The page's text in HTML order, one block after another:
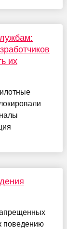
их
поведению